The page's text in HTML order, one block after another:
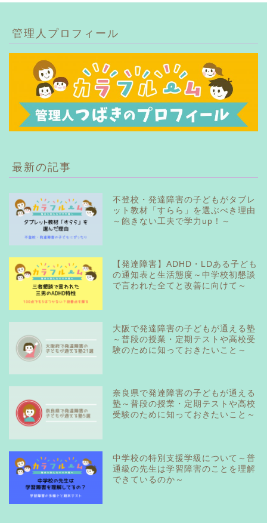
管理人プロフィール
最新の記事
不登校・発達障害の子どもがタブレ
ット教材「すらら」を選ぶべき理由
～飽きない工夫で学力up！～
【発達障害】ADHD・LDある子ども
の通知表と生活態度～中学校初懇談
で言われた全てと改善に向けて～
大阪で発達障害の子どもが通える塾
～普段の授業・定期テストや高校受
験のために知っておきたいこと～
奈良県で発達障害の子どもが通える
塾～普段の授業・定期テストや高校
受験のために知っておきたいこと～
中学校の特別支援学級について～普
通級の先生は学習障害のことを理解
できているのか～